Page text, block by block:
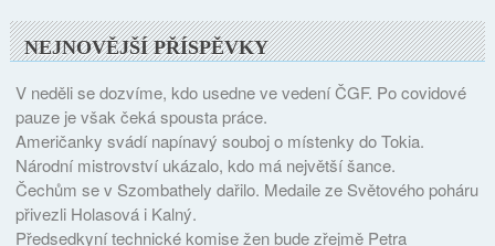
NEJNOVĚJŠÍ PŘÍSPĚVKY
V neděli se dozvíme, kdo usedne ve vedení ČGF. Po covidové
pauze je však čeká spousta práce.
Američanky svádí napínavý souboj o místenky do Tokia.
Národní mistrovství ukázalo, kdo má největší šance.
Čechům se v Szombathely dařilo. Medaile ze Světového poháru
přivezli Holasová i Kalný.
Předsedkyní technické komise žen bude zřejmě Petra